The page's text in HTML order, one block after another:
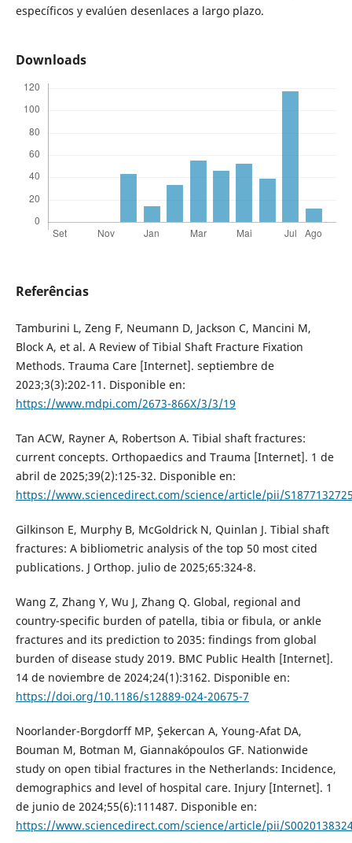
específicos y evalúen desenlaces a largo plazo.
Downloads
Referências
Tamburini L, Zeng F, Neumann D, Jackson C, Mancini M,
Block A, et al. A Review of Tibial Shaft Fracture Fixation
Methods. Trauma Care [Internet]. septiembre de
2023;3(3):202-11. Disponible en:
https://www.mdpi.com/2673-866X/3/3/19
Tan ACW, Rayner A, Robertson A. Tibial shaft fractures:
current concepts. Orthopaedics and Trauma [Internet]. 1 de
abril de 2025;39(2):125-32. Disponible en:
https://www.sciencedirect.com/science/article/pii/
Gilkinson E, Murphy B, McGoldrick N, Quinlan J. Tibial shaft
fractures: A bibliometric analysis of the top 50 most cited
publications. J Orthop. julio de 2025;65:324-8.
Wang Z, Zhang Y, Wu J, Zhang Q. Global, regional and
country-specific burden of patella, tibia or fibula, or ankle
fractures and its prediction to 2035: findings from global
burden of disease study 2019. BMC Public Health [Internet].
14 de noviembre de 2024;24(1):3162. Disponible en:
https://doi.org/10.1186/s12889-024-20675-7
Noorlander-Borgdorff MP, Şekercan A, Young-Afat DA,
Bouman M, Botman M, Giannakópoulos GF. Nationwide
study on open tibial fractures in the Netherlands: Incidence,
demographics and level of hospital care. Injury [Internet]. 1
de junio de 2024;55(6):111487. Disponible en:
https://www.sciencedirect.com/science/article/pii/